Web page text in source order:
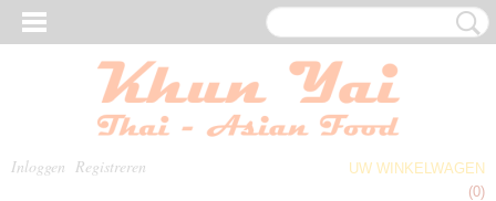
Inloggen Registreren
UW WINKELWAGEN
(0)